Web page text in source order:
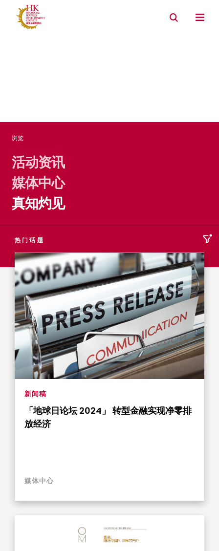
资产管理
浏览
活动资​​讯
媒体中心
真知灼见
热门话题
新闻稿
「地球日论坛 2024」 转型金融实现净零排
放经济
媒体中心